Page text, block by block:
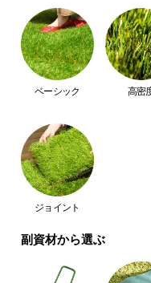
に
つ
い
て
品・
キ
ャ
ン
セ
に
見た目、触り心地
な質感にこだわり、
当社
ベーシック 高密
ジョイント
副資材から選ぶ